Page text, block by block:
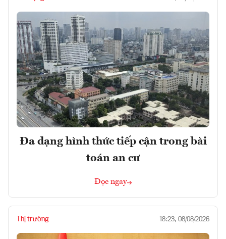
Đa dạng hình thức tiếp cận trong bài
toán an cư
Đọc ngay
Thị trường 18:23, 08/08/2026